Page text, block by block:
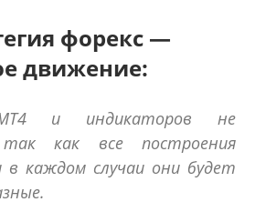
форекс —
движение:
и индикаторов не
так как все построения
в каждом случаи они будет